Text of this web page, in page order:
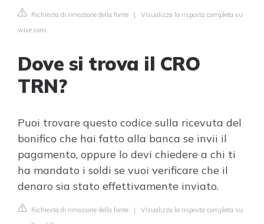
Richiesta di rimozione della fonte | Visualizza la risposta completa su
wise.com
Dove si trova il CRO
TRN?
Puoi trovare questo codice sulla ricevuta del
bonifico che hai fatto alla banca se invii il
pagamento, oppure lo devi chiedere a chi ti
ha mandato i soldi se vuoi verificare che il
denaro sia stato effettivamente inviato.
Richiesta di rimozione della fonte | Visualizza la risposta completa su